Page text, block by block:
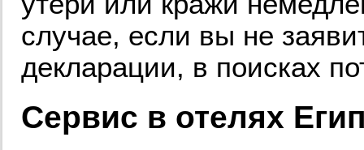
случае, если вы не
декларации, в поисках
Сервис в отелях